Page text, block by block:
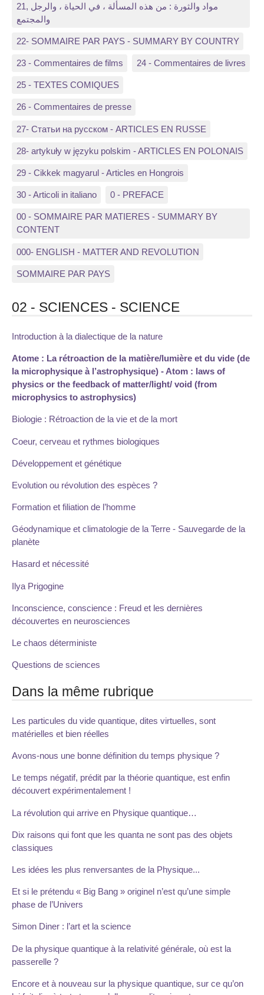
21, مواد والثورة : من هذه المسألة ، في الحياة ، والرجل
والمجتمع
22- SOMMAIRE PAR PAYS - SUMMARY BY COUNTRY
23 - Commentaires de films 24 - Commentaires de livres
25 - TEXTES COMIQUES
26 - Commentaires de presse
27- Статьи на русском - ARTICLES EN RUSSE
28- artykuły w języku polskim - ARTICLES EN POLONAIS
29 - Cikkek magyarul - Articles en Hongrois
30 - Articoli in italiano 0 - PREFACE
00 - SOMMAIRE PAR MATIERES - SUMMARY BY
CONTENT
000- ENGLISH - MATTER AND REVOLUTION
SOMMAIRE PAR PAYS
02 - SCIENCES - SCIENCE
Introduction à la dialectique de la nature
Atome : La rétroaction de la matière/lumière et du vide (de
la microphysique à l’astrophysique) - Atom : laws of
physics or the feedback of matter/light/ void (from
microphysics to astrophysics)
Biologie : Rétroaction de la vie et de la mort
Coeur, cerveau et rythmes biologiques
Développement et génétique
Evolution ou révolution des espèces ?
Formation et filiation de l’homme
Géodynamique et climatologie de la Terre - Sauvegarde de la
planète
Hasard et nécessité
Ilya Prigogine
Inconscience, conscience : Freud et les dernières
découvertes en neurosciences
Le chaos déterministe
Questions de sciences
Dans la même rubrique
Les particules du vide quantique, dites virtuelles, sont
matérielles et bien réelles
Avons-nous une bonne définition du temps physique ?
Le temps négatif, prédit par la théorie quantique, est enfin
découvert expérimentalement !
La révolution qui arrive en Physique quantique…
Dix raisons qui font que les quanta ne sont pas des objets
classiques
Les idées les plus renversantes de la Physique...
Et si le prétendu « Big Bang » originel n’est qu’une simple
phase de l’Univers
Simon Diner : l’art et la science
De la physique quantique à la relativité générale, où est la
passerelle ?
Encore et à nouveau sur la physique quantique, sur ce qu’on